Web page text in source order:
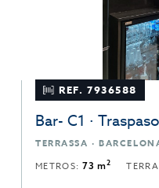
REF. 7936588
Bar- C1 · Traspaso
TERRASSA ·
METROS:73 m2